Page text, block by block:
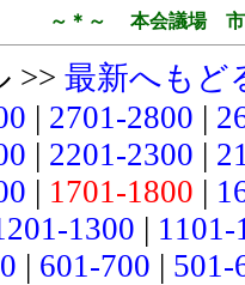
～＊～ 本会議場 市
>> 最新へもど
| 2701-2800 |
| 2201-2300 |
| 1701-1800 |
1300 |
| 601-700 |